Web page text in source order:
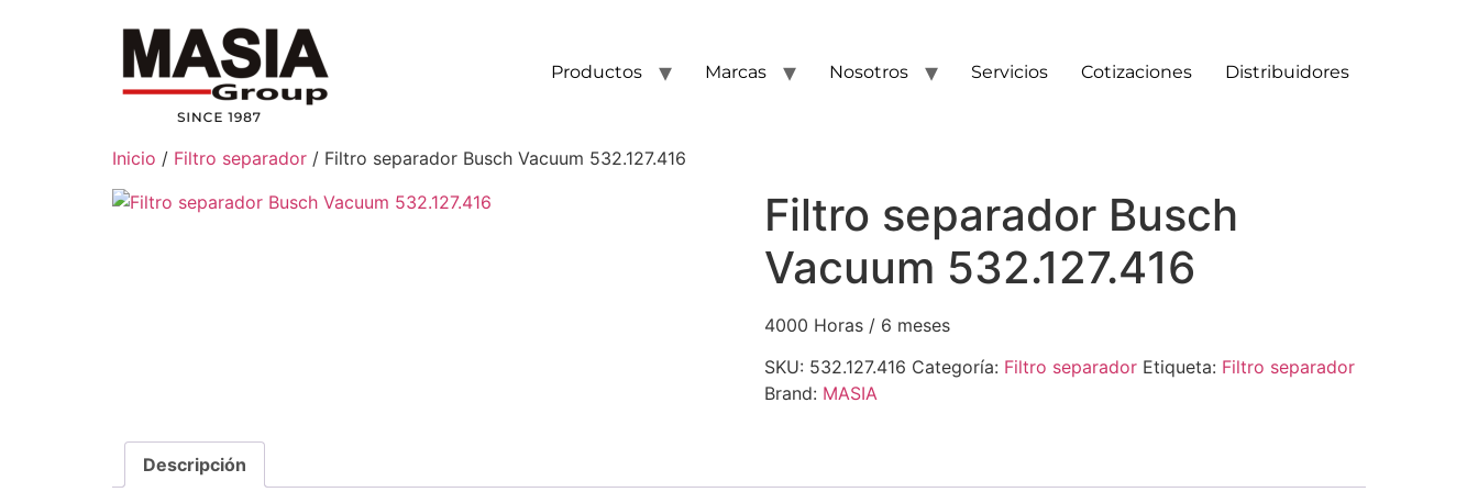
Productos Marcas Nosotros Servicios Cotizaciones Distribuidores
Inicio / Filtro separador / Filtro separador Busch Vacuum 532.127.416
Filtro separador Busch
Vacuum 532.127.416
4000 Horas / 6 meses
SKU: 532.127.416 Categoría: Filtro separador Etiqueta: Filtro separador
Brand: MASIA
Descripción